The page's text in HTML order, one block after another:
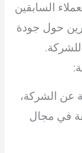
السابقين
حول جودة
للشركة.
عن الشركة،
في مجال